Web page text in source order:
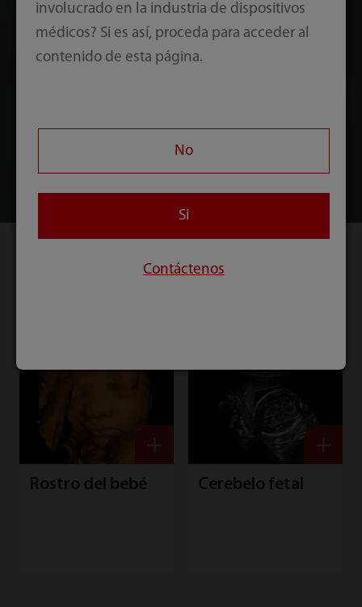
Rostro del bebé Cerebelo fetal
involucrado en la industria de dispositivos
médicos? Si es así, proceda para acceder al
contenido de esta página.
No
Si
Contáctenos